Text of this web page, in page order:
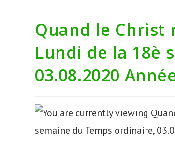
Quand le Christ
Lundi de la 18è
03.08.2020